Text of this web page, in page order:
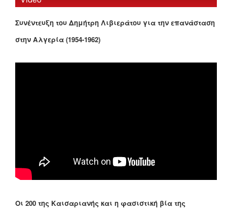
Συνέντευξη του Δημήτρη Λιβιεράτου για την επανάσταση
στην Αλγερία (1954-1962)
Οι 200 της Καισαριανής και η φασιστική βία της